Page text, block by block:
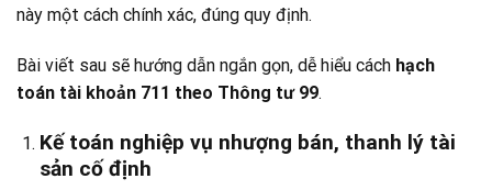
này một cách chính xác, đúng quy định.
Bài viết sau sẽ hướng dẫn ngắn gọn, dễ hiểu cách hạch
toán tài khoản 711 theo Thông tư 99.
Kế toán nghiệp vụ nhượng bán, thanh lý tài
sản cố định